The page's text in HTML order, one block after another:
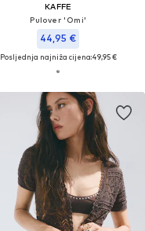
KAFFE
Pulover 'Omi'
44,95 €
Posljednja najniža cijena:49,95 €